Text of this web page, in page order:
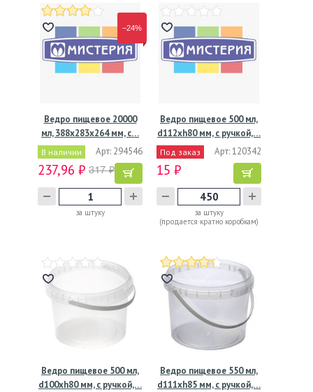
−24%
Ведро пищевое 20000
мл, 388х283х264 мм, с…
В наличии Арт: 294546
237,96 ₽ 317 ₽
за штуку
Ведро пищевое 500 мл,
d112хh80 мм, с ручкой,…
Под заказ Арт: 120342
15 ₽
за штуку
(продается кратно коробкам)
Ведро пищевое 500 мл,
d100хh80 мм, с ручкой,…
Ведро пищевое 550 мл,
d111хh85 мм, с ручкой,…